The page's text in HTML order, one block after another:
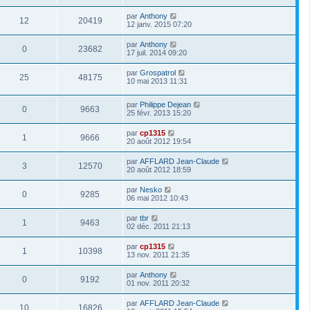
12 20419 par Anthony
12 janv. 2015 07:20
0 23682 par Anthony
17 juil. 2014 09:20
25 48175 par Grospatrol
10 mai 2013 11:31
0 9663 par Philippe Dejean
25 févr. 2013 15:20
1 9666 par cp1315
20 août 2012 19:54
3 12570 par AFFLARD Jean-Claude
20 août 2012 18:59
0 9285 par Nesko
06 mai 2012 10:43
1 9463 par tbr
02 déc. 2011 21:13
1 10398 par cp1315
13 nov. 2011 21:35
0 9192 par Anthony
01 nov. 2011 20:32
par AFFLARD Jean-Claude